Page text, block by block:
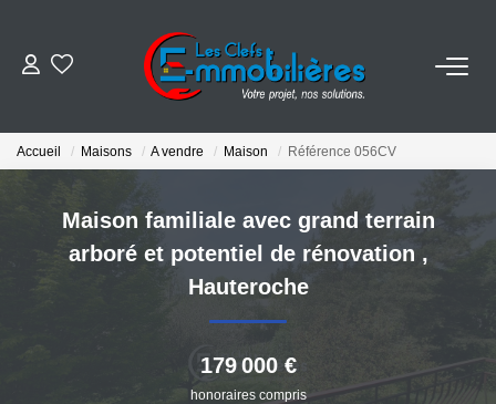
VENDRE
NOS AGENCES
Accueil Maisons A vendre Maison Référence 056CV
Maison familiale avec grand terrain
arboré et potentiel de rénovation ,
Hauteroche
179 000 €
honoraires compris